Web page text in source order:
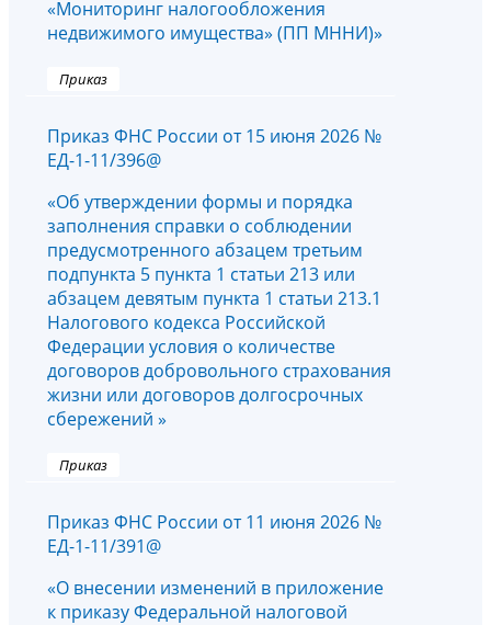
«Мониторинг налогообложения
недвижимого имущества» (ПП МННИ)»
Приказ
Приказ ФНС России от 15 июня 2026 №
ЕД-1-11/396@
«Об утверждении формы и порядка
заполнения справки о соблюдении
предусмотренного абзацем третьим
подпункта 5 пункта 1 статьи 213 или
абзацем девятым пункта 1 статьи 213.1
Налогового кодекса Российской
Федерации условия о количестве
договоров добровольного страхования
жизни или договоров долгосрочных
сбережений »
Приказ
Приказ ФНС России от 11 июня 2026 №
ЕД-1-11/391@
«О внесении изменений в приложение
к приказу Федеральной налоговой